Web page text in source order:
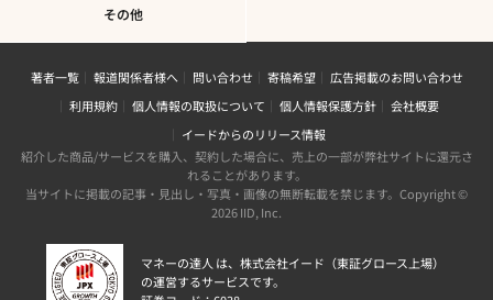
その他
著者一覧 報道関係者様へ 問い合わせ 寄稿希望
広告掲載のお問い合わせ
利用規約
個人情報の取扱について 個人情報保護方針
会社概要
イードからのリリース情報
紹介した商品/サービスを購入、契約した場合に、売上の一部が弊社サイトに還元さ
れることがあります。
当サイトに掲載の記事・見出し・写真・画像の無断転載を禁じます。Copyright ©
2026 IID, Inc.
マネーの達人 は、株式会社イード（東証グロース上場）
の運営するサービスです。